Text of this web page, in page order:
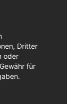
Dritter
oder
für